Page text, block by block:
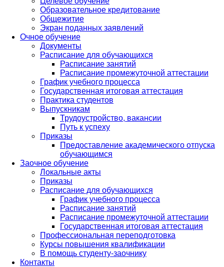
Образовательное кредитование
Общежитие
Экран поданных заявлений
Очное обучение
Документы
Расписание для обучающихся
Расписание занятий
Расписание промежуточной аттестации
График учебного процесса
Государственная итоговая аттестация
Практика студентов
Выпускникам
Трудоустройство, вакансии
Путь к успеху
Приказы
Предоставление академического отпуска
обучающимся
Заочное обучение
Локальные акты
Приказы
Расписание для обучающихся
График учебного процесса
Расписание занятий
Расписание промежуточной аттестации
Государственная итоговая аттестация
Профессиональная переподготовка
Курсы повышения квалификации
В помощь студенту-заочнику
Контакты